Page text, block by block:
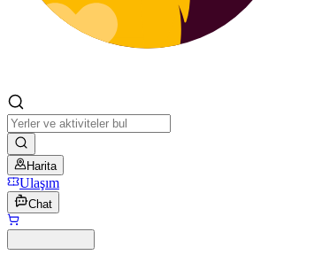
Harita
Ulaşım
Chat